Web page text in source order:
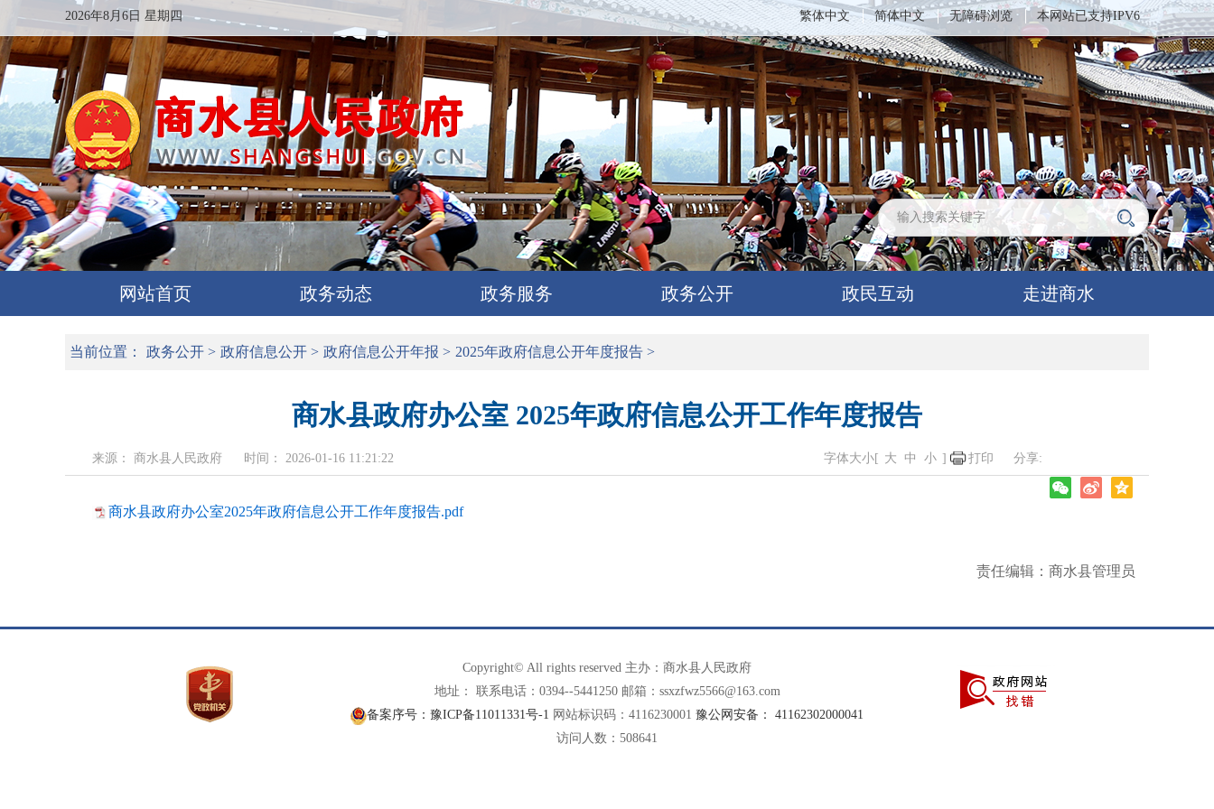
2026年8月6日 星期四 繁体中文 简体中文 无障碍浏览 本网站已支持IPV6
网站首页 政务动态 政务服务 政务公开 政民互动 走进商水
当前位置： 政务公开 > 政府信息公开 > 政府信息公开年报 > 2025年政府信息公开年度报告 >
商水县政府办公室 2025年政府信息公开工作年度报告
来源： 商水县人民政府 时间： 2026-01-16 11:21:22 字体大小[ 大 中 小 ] 打印
商水县政府办公室2025年政府信息公开工作年度报告.pdf
责任编辑：商水县管理员
Copyright© All rights reserved 主办：商水县人民政府
地址： 联系电话：0394--5441250 邮箱：ssxzfwz5566@163.com
备案序号：豫ICP备11011331号-1 网站标识码：4116230001 豫公网安备： 41162302000041
访问人数： 508641